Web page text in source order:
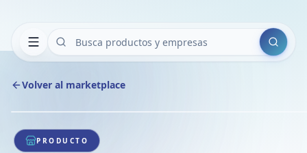
Buscar
Volver al marketplace
1/1
PRODUCTO